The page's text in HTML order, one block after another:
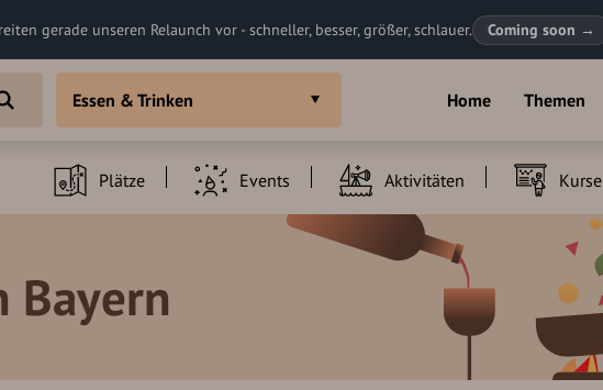
gerade unseren Relaunch vor - schneller, besser, größer, schlauer. Coming soon →
Home Themen
Essen & Trinken
Plätze Events Aktivitäten Kurse
Bayern